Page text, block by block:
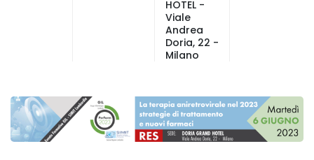
HOTEL -
Viale
Andrea
Doria, 22 -
Milano